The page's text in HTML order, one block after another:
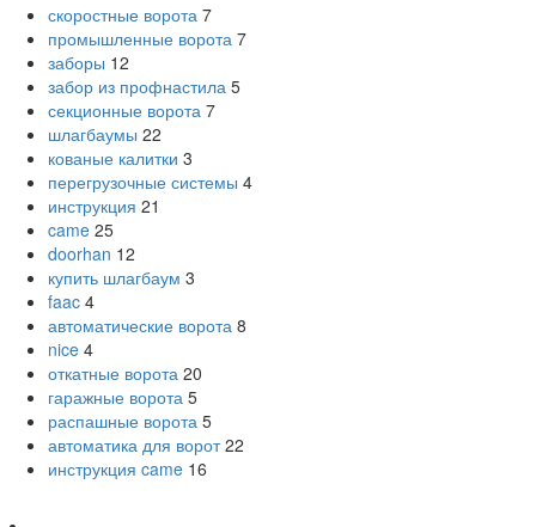
скоростные ворота 7
промышленные ворота 7
заборы 12
забор из профнастила 5
секционные ворота 7
шлагбаумы 22
кованые калитки 3
перегрузочные системы 4
инструкция 21
came 25
doorhan 12
купить шлагбаум 3
faac 4
автоматические ворота 8
nice 4
откатные ворота 20
гаражные ворота 5
распашные ворота 5
автоматика для ворот 22
инструкция came 16